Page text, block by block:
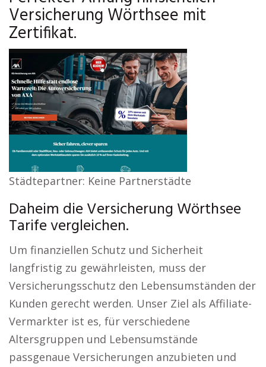
Versicherung Wörthsee mit
Zertifikat.
Städtepartner: Keine Partnerstädte
Daheim die Versicherung Wörthsee
Tarife vergleichen.
Um finanziellen Schutz und Sicherheit
langfristig zu gewährleisten, muss der
Versicherungsschutz den Lebensumständen der
Kunden gerecht werden. Unser Ziel als Affiliate-
Vermarkter ist es, für verschiedene
Altersgruppen und Lebensumstände
passgenaue Versicherungen anzubieten und